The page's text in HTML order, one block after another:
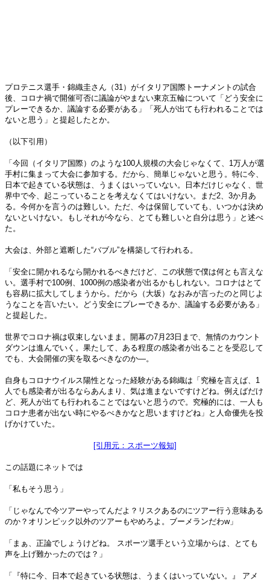
プロテニス選手・錦織圭さん（31）がイタリア国際トーナメントの試合
後、コロナ禍で開催可否に議論がやまない東京五輪について「どう安全に
プレーできるか、議論する必要がある」「死人が出ても行われることでは
ないと思う」と提起したとか。
（以下引用）
「今回（イタリア国際）のような100人規模の大会じゃなくて、1万人が選
手村に集まって大会に参加する。だから、簡単じゃないと思う。特に今、
日本で起きている状態は、うまくはいっていない。日本だけじゃなく、世
界中で今、起こっていることを考えなくてはいけない。まだ2、3か月あ
る。今何かを言うのは難しい。ただ、今は保留していても、いつかは決め
ないといけない。もしそれが今なら、とても難しいと自分は思う」と述べ
た。
大会は、外部と遮断した“バブル”を構築して行われる。
「安全に開かれるなら開かれるべきだけど、この状態で僕は何とも言えな
い。選手村で100例、1000例の感染者が出るかもしれない。コロナはとて
も容易に拡大してしまうから。だから（大坂）なおみが言ったのと同じよ
うなことを言いたい。どう安全にプレーできるか、議論する必要がある」
と提起した。
世界でコロナ禍は収束しないまま。開幕の7月23日まで、無情のカウント
ダウンは進んでいく。果たして、ある程度の感染者が出ることを受忍して
でも、大会開催の実を取るべきなのか―。
自身もコロナウイルス陽性となった経験がある錦織は「究極を言えば、1
人でも感染者が出るならあんまり、気は進まないですけどね。例えばだけ
ど、死人が出ても行われることではないと思うので。究極的には、一人も
コロナ患者が出ない時にやるべきかなと思いますけどね」と人命優先を投
げかけていた。
[引用元：スポーツ報知]
この話題にネットでは
「私もそう思う」
「じゃなんで今ツアーやってんだよ？リスクあるのにツアー行う意味ある
のか？オリンピック以外のツアーもやめろよ。ブーメランだわw」
「まぁ、正論でしょうけどね。 スポーツ選手という立場からは、とても
声を上げ難かったのでは？」
「『特に今、日本で起きている状態は、うまくはいっていない。』 アメ